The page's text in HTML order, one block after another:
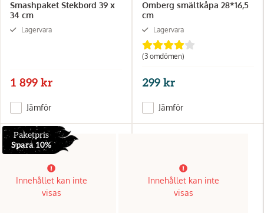
Smashpaket Stekbord 39 x
34 cm
Lagervara
1 899 kr
Jämför
Omberg smältkåpa 28*16,5
cm
Lagervara
(3 omdömen)
299 kr
Jämför
Paketpris
Spara 10%
Innehållet kan inte
visas
Innehållet kan inte
visas